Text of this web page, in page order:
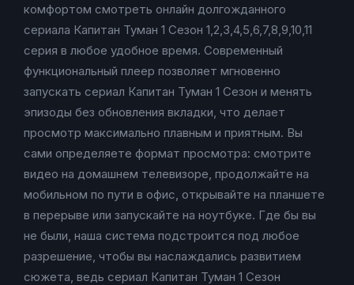
комфортом смотреть онлайн долгожданного
сериала Капитан Туман 1 Сезон 1,2,3,4,5,6,7,8,9,10,11
серия в любое удобное время. Современный
функциональный плеер позволяет мгновенно
запускать сериал Капитан Туман 1 Сезон и менять
эпизоды без обновления вкладки, что делает
просмотр максимально плавным и приятным. Вы
сами определяете формат просмотра: смотрите
видео на домашнем телевизоре, продолжайте на
мобильном по пути в офис, открывайте на планшете
в перерыве или запускайте на ноутбуке. Где бы вы
не были, наша система подстроится под любое
разрешение, чтобы вы наслаждались развитием
сюжета, ведь сериал Капитан Туман 1 Сезон